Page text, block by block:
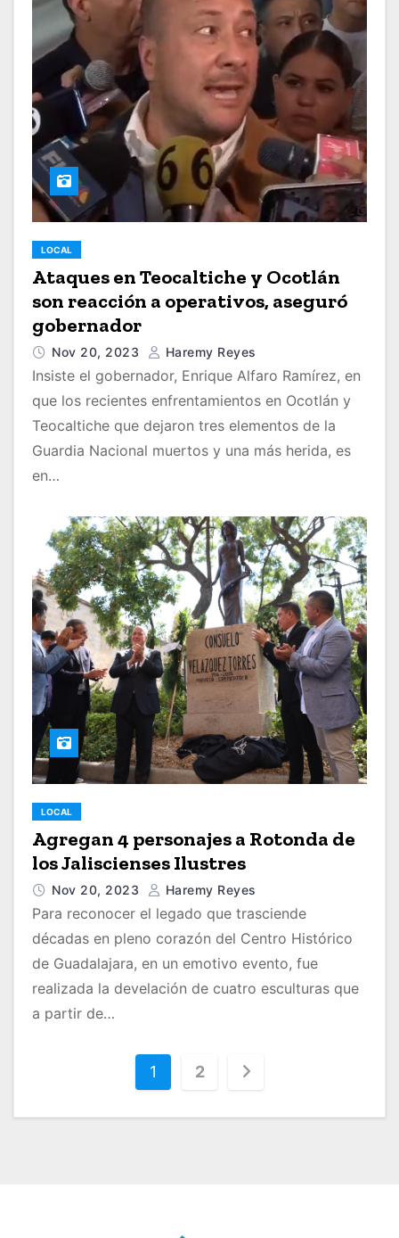
LOCAL
Ataques en Teocaltiche y Ocotlán
son reacción a operativos, aseguró
gobernador
Nov 20, 2023 Haremy Reyes
Insiste el gobernador, Enrique Alfaro Ramírez, en
que los recientes enfrentamientos en Ocotlán y
Teocaltiche que dejaron tres elementos de la
Guardia Nacional muertos y una más herida, es
en…
LOCAL
Agregan 4 personajes a Rotonda de
los Jaliscienses Ilustres
Nov 20, 2023 Haremy Reyes
Para reconocer el legado que trasciende
décadas en pleno corazón del Centro Histórico
de Guadalajara, en un emotivo evento, fue
realizada la develación de cuatro esculturas que
a partir de…
1 2